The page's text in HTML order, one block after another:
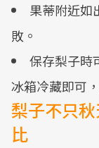
果蒂附近如
敗。
保存梨子時
冰箱冷藏即可
梨子不只
比